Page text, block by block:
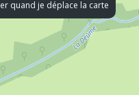
quand je déplace la carte